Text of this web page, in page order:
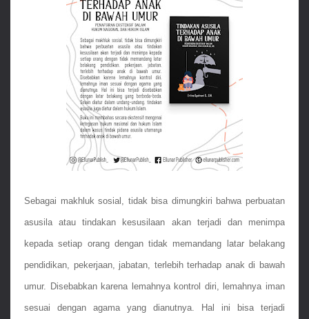
Sebagai makhluk sosial, tidak bisa dimungkiri bahwa perbuatan
asusila atau tindakan kesusilaan akan terjadi dan menimpa
kepada setiap orang dengan tidak memandang latar belakang
pendidikan, pekerjaan, jabatan, terlebih terhadap anak di bawah
umur. Disebabkan karena lemahnya kontrol diri, lemahnya iman
sesuai dengan agama yang dianutnya. Hal ini bisa terjadi